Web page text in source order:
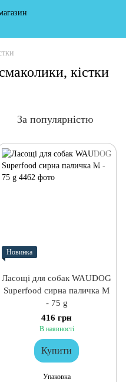
кістки
За популярністю
Новинка
Ласощі для собак WAUDOG
Superfood сирна паличка M
- 75 g
416 грн
В наявності
Купити
Упаковка